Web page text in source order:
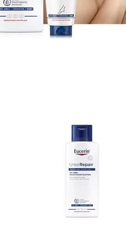
DermoPure Clinical
Hyaluron-Filler - Alle
Alle Produkte ansehen